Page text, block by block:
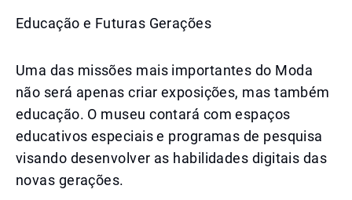
Educação e Futuras Gerações
Uma das missões mais importantes do Moda
não será apenas criar exposições, mas também
educação. O museu contará com espaços
educativos especiais e programas de pesquisa
visando desenvolver as habilidades digitais das
novas gerações.